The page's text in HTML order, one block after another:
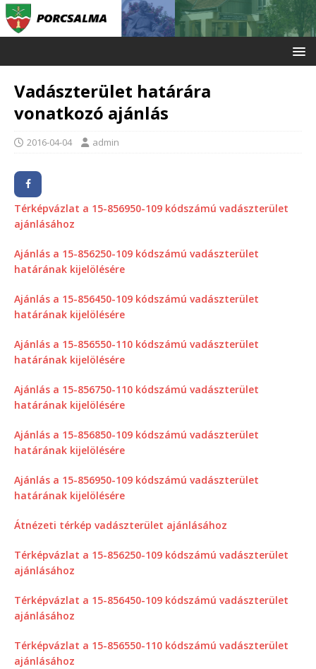
Vadászterület határára
vonatkozó ajánlás
2016-04-04 admin
Térképvázlat a 15-856950-109 kódszámú vadászterület
ajánlásához
Ajánlás a 15-856250-109 kódszámú vadászterület
határának kijelölésére
Ajánlás a 15-856450-109 kódszámú vadászterület
határának kijelölésére
Ajánlás a 15-856550-110 kódszámú vadászterület
határának kijelölésére
Ajánlás a 15-856750-110 kódszámú vadászterület
határának kijelölésére
Ajánlás a 15-856850-109 kódszámú vadászterület
határának kijelölésére
Ajánlás a 15-856950-109 kódszámú vadászterület
határának kijelölésére
Átnézeti térkép vadászterület ajánlásához
Térképvázlat a 15-856250-109 kódszámú vadászterület
ajánlásához
Térképvázlat a 15-856450-109 kódszámú vadászterület
ajánlásához
Térképvázlat a 15-856550-110 kódszámú vadászterület
ajánlásához